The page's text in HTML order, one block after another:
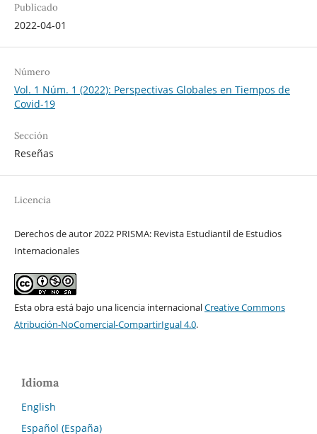
Publicado
2022-04-01
Número
Vol. 1 Núm. 1 (2022): Perspectivas Globales en Tiempos de
Covid-19
Sección
Reseñas
Licencia
Derechos de autor 2022 PRISMA: Revista Estudiantil de Estudios
Internacionales
Esta obra está bajo una licencia internacionalCreative Commons
Atribución-NoComercial-CompartirIgual 4.0.
Idioma
English
Español (España)